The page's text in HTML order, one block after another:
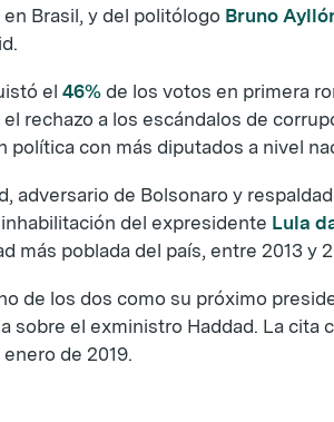
Brasil, y del politólogo Bruno
el 46% de los votos en primera
rechazo a los escándalos de
con más diputados a nivel
adversario de Bolsonaro y
del expresidente Lula
más poblada del país, entre 2013 y
de los dos como su próximo
sobre el exministro Haddad. La cita
de 2019.